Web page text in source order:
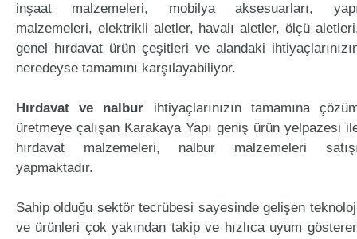
inşaat malzemeleri, mobilya aksesuarları,
malzemeleri, elektrikli aletler, havalı aletler, ölçü
genel hırdavat ürün çeşitleri ve alandaki
neredeyse tamamını karşılayabiliyor.
Hırdavat ve nalbur ihtiyaçlarınızın tamamına
üretmeye çalışan Karakaya Yapı geniş ürün yelpazesi
hırdavat malzemeleri, nalbur malzemeleri
yapmaktadır.
Sahip olduğu sektör tecrübesi sayesinde gelişen
ve ürünleri çok yakından takip ve hızlıca uyum